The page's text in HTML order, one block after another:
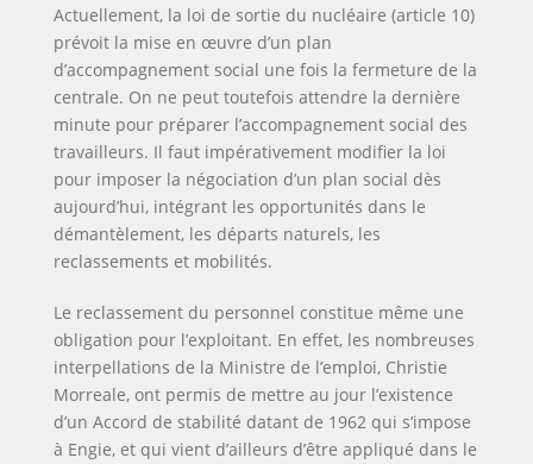
Actuellement, la loi de sortie du nucléaire (article 10)
prévoit la mise en œuvre d’un plan
d’accompagnement social une fois la fermeture de la
centrale. On ne peut toutefois attendre la dernière
minute pour préparer l’accompagnement social des
travailleurs. Il faut impérativement modifier la loi
pour imposer la négociation d’un plan social dès
aujourd’hui, intégrant les opportunités dans le
démantèlement, les départs naturels, les
reclassements et mobilités.
Le reclassement du personnel constitue même une
obligation pour l’exploitant. En effet, les nombreuses
interpellations de la Ministre de l’emploi, Christie
Morreale, ont permis de mettre au jour l’existence
d’un Accord de stabilité datant de 1962 qui s’impose
à Engie, et qui vient d’ailleurs d’être appliqué dans le